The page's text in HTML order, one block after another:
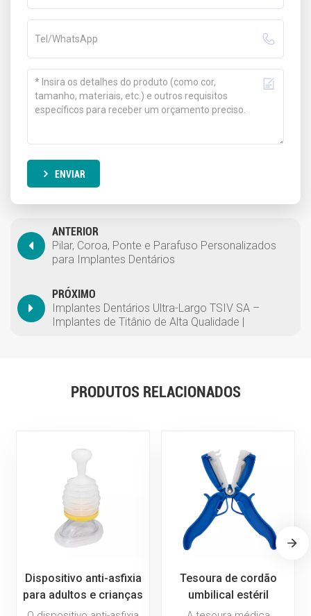
ENVIAR
ANTERIOR
Pilar, Coroa, Ponte e Parafuso Personalizados
para Implantes Dentários
PRÓXIMO
Implantes Dentários Ultra-Largo TSIV SA –
Implantes de Titânio de Alta Qualidade |
PRODUTOS RELACIONADOS
Dispositivo anti-asfixia
para adultos e crianças
– Kit de resgate
Tesoura de cordão
umbilical estéril
descartável médica